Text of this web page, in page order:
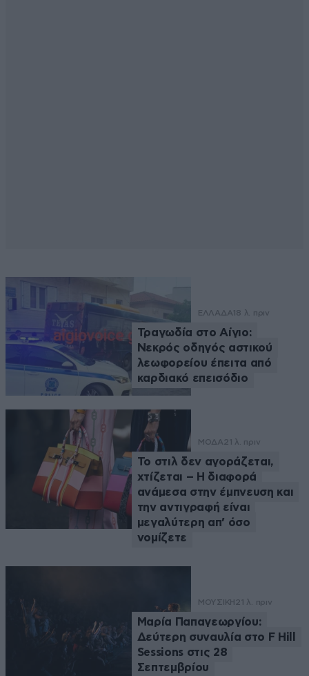
ΕΛΛΑΔΑ 18 λ. πριν
Τραγωδία στο Αίγιο:
Νεκρός οδηγός αστικού
λεωφορείου έπειτα από
καρδιακό επεισόδιο
ΜΟΔΑ21 λ. πριν
Το στιλ δεν αγοράζεται,
χτίζεται – Η διαφορά
ανάμεσα στην έμπνευση και
την αντιγραφή είναι
μεγαλύτερη απ’ όσο
νομίζετε
ΜΟΥΣΙΚΗ21 λ. πριν
Μαρία Παπαγεωργίου:
Δεύτερη συναυλία στο F Hill
Sessions στις 28
Σεπτεμβρίου